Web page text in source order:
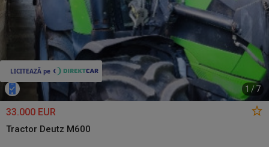
1 /7
33.000 EUR
Tractor Deutz M600